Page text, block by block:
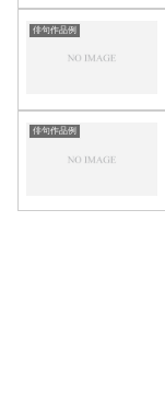
俳句作品例
俳句作品例